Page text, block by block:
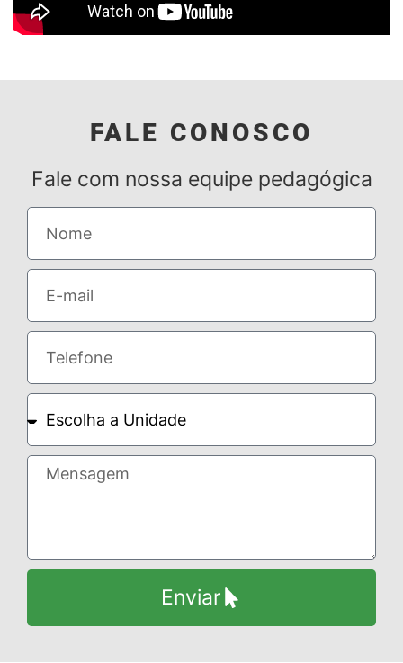
FALE CONOSCO
Fale com nossa equipe pedagógica
Enviar